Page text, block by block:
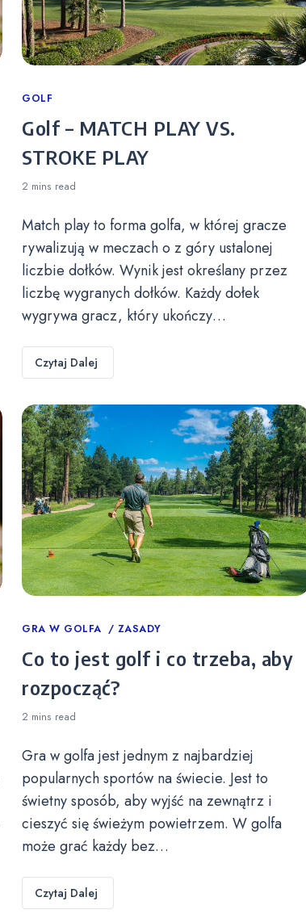
Categories
GOLF
Golf – MATCH PLAY VS.
STROKE PLAY
2 mins read
Match play to forma golfa, w której gracze
rywalizują w meczach o z góry ustalonej
liczbie dołków. Wynik jest określany przez
liczbę wygranych dołków. Każdy dołek
wygrywa gracz, który ukończy…
Czytaj Dalej
Categories
GRA W GOLFA ZASADY
Co to jest golf i co trzeba, aby
rozpocząć?
2 mins read
Gra w golfa jest jednym z najbardziej
popularnych sportów na świecie. Jest to
świetny sposób, aby wyjść na zewnątrz i
cieszyć się świeżym powietrzem. W golfa
może grać każdy bez…
Czytaj Dalej